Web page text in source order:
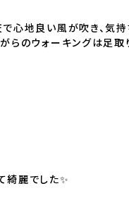
心地良い風が吹き、気持
らのウォーキングは足取
綺麗でした✨